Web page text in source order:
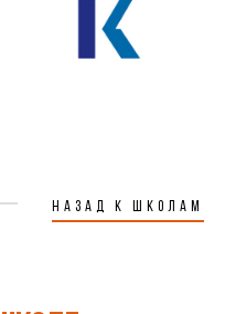
НАЗАД К ШКОЛАМ